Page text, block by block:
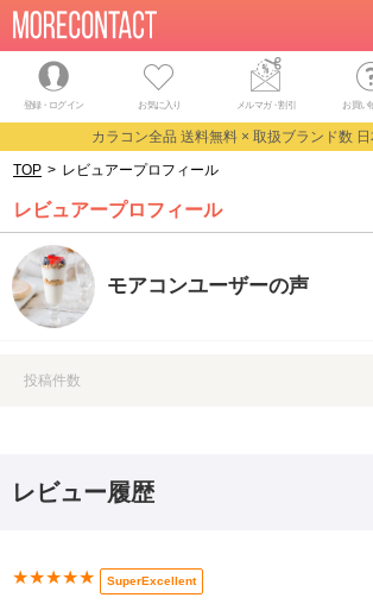
登録・ログイン お気に入り メルマガ・割引 お買い
カラコン全品 送料無料 × 取扱ブランド数 日
TOP > レビュアープロフィール
レビュアープロフィール
モアコンユーザーの声
投稿件数
レビュー履歴
★★★★★ SuperExcellent